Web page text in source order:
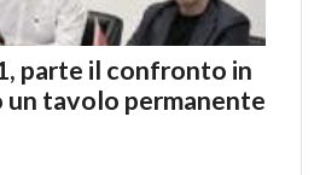
parte il confronto in
un tavolo permanente